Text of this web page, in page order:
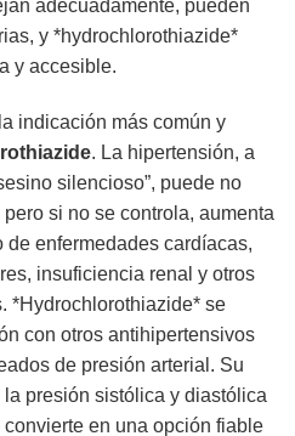
adecuadamente, pueden
y *hydrochlorothiazide*
y accesible.
indicación más común y
. La hipertensión, a
silencioso”, puede no
si no se controla, aumenta
enfermedades cardíacas,
insuficiencia renal y otros
*Hydrochlorothiazide* se
con otros antihipertensivos
de presión arterial. Su
presión sistólica y diastólica
en una opción fiable